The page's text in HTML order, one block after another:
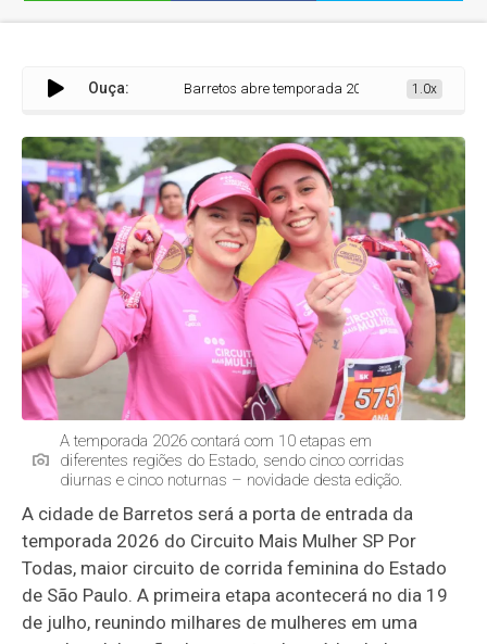
Ouça: Barretos abre temporada 2026 do Circuito Mais
1.0x
A temporada 2026 contará com 10 etapas em
diferentes regiões do Estado, sendo cinco corridas
diurnas e cinco noturnas – novidade desta edição.
A cidade de Barretos será a porta de entrada da
temporada 2026 do Circuito Mais Mulher SP Por
Todas, maior circuito de corrida feminina do Estado
de São Paulo. A primeira etapa acontecerá no dia 19
de julho, reunindo milhares de mulheres em uma